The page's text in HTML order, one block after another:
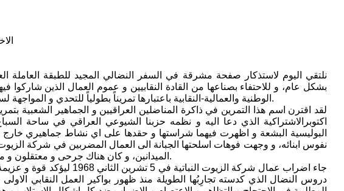
نلتقي اليوم لاستذكار صفحة مشرقة في السفر النضالي المجيد للطبقة العاملة
بشكل عام، و للاحتفاء بصناعها من القادة النقابيين و عموم العمال الذين شاركوا
الوطنية والعمالية-النقابية باعتبارها تمريناً بطولياً للتحدي و المواجهة لسلطة البعث «الجديدة» بعد العودة الثانية له في انقلاب 17 تموز 1968.
لقد اقترن اسم هذا التمرين في ذاكرة المناضلين العراقيين و الجماهير الشعبية
اكتوبرالاشتراكية الذي دعا اليه و نظمه حزبنا الشيوعي العراقي في ساحة
البوليسية البشعة و اظهرت فيهما شراستها و حقدها على اي نشاط جماهيري
نفوس ابنائه، و وجهت فوهات اسلحتها الجبانة الى العمال المضربين في شركة
الميدانين، و كان هناك جرحى و معتقلون و مطاردون و بيوت مستباحة بزركات الشرطة و هجمات المفارز الامنية.
جاء اضراب عمال شركة الزيوت
دروس النضال الذي كدسته تجارِبُها الطويلة منذ ظهور بواكير العمل النقابي